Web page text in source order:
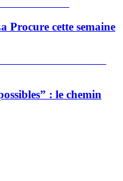
Procure cette semaine
: le chemin